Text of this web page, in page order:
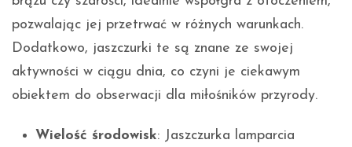
pozwalając jej przetrwać w różnych warunkach.
Dodatkowo, jaszczurki te są znane ze swojej
aktywności w ciągu dnia, co czyni je ciekawym
obiektem do obserwacji dla miłośników przyrody.
Wielość środowisk: Jaszczurka lamparcia